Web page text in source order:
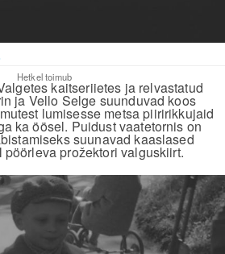
Hetkel toimub
kaitseriietes ja relvastatud
ja Vello Selge suunduvad koos
lumisesse metsa piiririkkujaid
ka öösel. Puidust vaatetornis on
suunavad kaaslased
prožektori valguskiirt.